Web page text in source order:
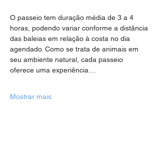
O passeio tem duração média de 3 a 4
horas, podendo variar conforme a distância
das baleias em relação à costa no dia
agendado. Como se trata de animais em
seu ambiente natural, cada passeio
oferece uma experiência…
Mostrar mais